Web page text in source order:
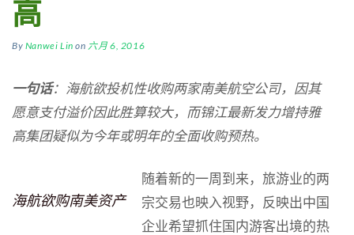
高
By Nanwei Lin on 六月 6, 2016
一句话： 海航欲投机性收购两家南美航空公司， 因其
愿意支付溢价因此胜算较大，而锦江最新发力增持雅
高集团疑似为今年或明年的全面收购预热。
海航欲购南美资产
随着新的一周到来，旅游业的两
宗交易也映入视野，反映出中国
企业希望抓住国内游客出境的热